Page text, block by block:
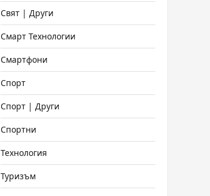
Свят | Други
Смарт Технологии
Смартфони
Спорт
Спорт | Други
Спортни
Технология
Туризъм